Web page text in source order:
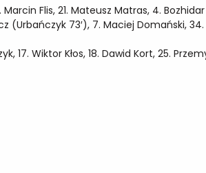
Flis, 21. Mateusz Matras, 4.
(Urbańczyk 73′), 7. Maciej Domański,
17. Wiktor Kłos, 18. Dawid Kort, 25.